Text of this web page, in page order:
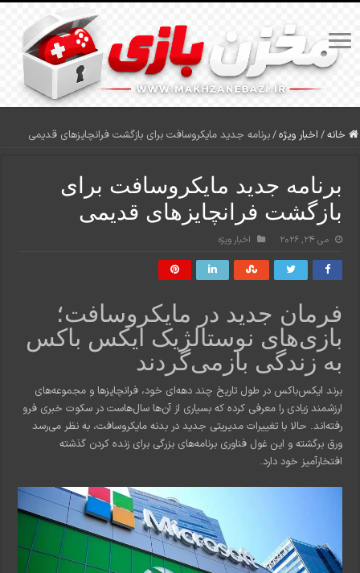
خانه/ اخبار ویژه/برنامه جدید مایکروسافت برای بازگشت فرانچایزهای قدیمی
برنامه جدید مایکروسافت برای
بازگشت فرانچایزهای قدیمی
می 24, 2026 اخبار ویژه
فرمان جدید در مایکروسافت؛
بازی‌های نوستالژیک ایکس باکس
به زندگی بازمی‌گردند
برند ایکس‌باکس در طول تاریخ چند دهه‌ای خود، فرانچایزها و مجموعه‌های
ارزشمند زیادی را معرفی کرده که بسیاری از آن‌ها سال‌هاست در سکوت خبری فرو
رفته‌اند. حالا با تغییرات مدیریتی جدید در بدنه مایکروسافت، به نظر می‌رسد
ورق برگشته و این غول فناوری برنامه‌های بزرگی برای زنده کردن گذشته
افتخارآمیز خود دارد.